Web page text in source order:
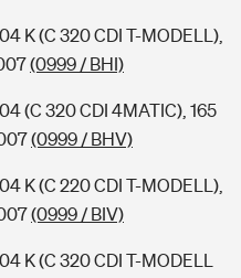
K (C 320 CDI T-MODELL),
(0999 / BHI)
(C 320 CDI 4MATIC), 165
(0999 / BHV)
K (C 220 CDI T-MODELL),
(0999 / BIV)
K (C 320 CDI T-MODELL